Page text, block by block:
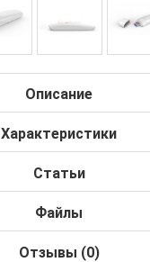
Описание
Характеристики
Статьи
Файлы
Отзывы (0)